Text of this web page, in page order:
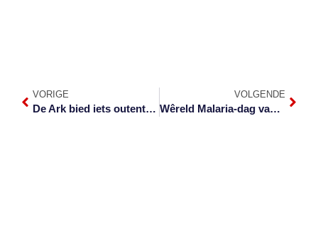
VORIGE
De Ark bied iets outentiek
VOLGENDE
Wêreld Malaria-dag vandag waargeneem